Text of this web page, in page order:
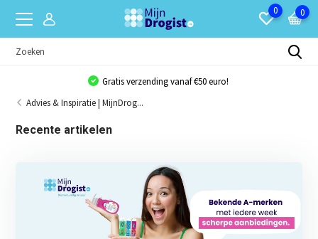
0 0
Gratis verzending vanaf €50 euro!
Advies & Inspiratie | MijnDrog...
Recente artikelen